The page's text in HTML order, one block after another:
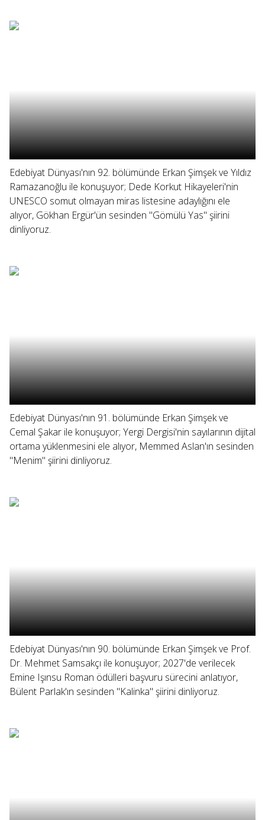
Edebiyat Dünyası'nın 92. bölümünde Erkan Şimşek ve Yıldız
Ramazanoğlu ile konuşuyor; Dede Korkut Hikayeleri'nin
UNESCO somut olmayan miras listesine adaylığını ele
alıyor, Gökhan Ergür'ün sesinden "Gömülü Yas" şiirini
dinliyoruz.
Edebiyat Dünyası'nın 91. bölümünde Erkan Şimşek ve
Cemal Şakar ile konuşuyor; Yergi Dergisi'nin sayılarının dijital
ortama yüklenmesini ele alıyor, Memmed Aslan'ın sesinden
"Menim" şiirini dinliyoruz.
Edebiyat Dünyası'nın 90. bölümünde Erkan Şimşek ve Prof.
Dr. Mehmet Samsakçı ile konuşuyor; 2027'de verilecek
Emine Işınsu Roman ödülleri başvuru sürecini anlatıyor,
Bülent Parlak'ın sesinden "Kalinka" şiirini dinliyoruz.